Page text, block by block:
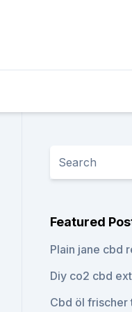
Featured
Plain jane cbd
Diy co2 cbd
Cbd öl frischer